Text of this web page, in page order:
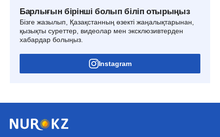
Барлығын бірінші болып біліп отырыңыз
Бізге жазылып, Қазақстанның өзекті жаңалықтарынан,
қызықты суреттер, видеолар мен эксклюзивтерден
хабардар болыңыз.
Instagram